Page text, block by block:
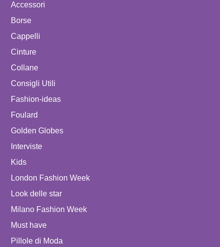
Accessori
Borse
Cappelli
Cinture
Collane
Consigli Utili
Fashion-ideas
Foulard
Golden Globes
Interviste
Kids
London Fashion Week
Look delle star
Milano Fashion Week
Must have
Pillole di Moda